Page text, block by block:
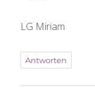
LG Miriam
Antworten